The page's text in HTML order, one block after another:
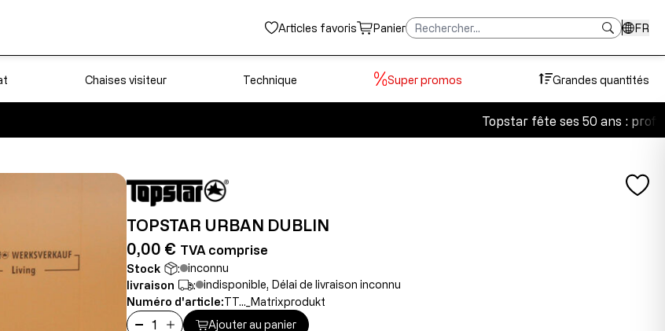
Articles favoris Panier FR
Chaises visiteur Technique Super promos Grandes quantités
Topstar fête ses 50 ans : profitez
TOPSTAR URBAN DUBLIN
0,00 € TVA comprise
Stock :
inconnu
livraison
:
indisponible, Délai de livraison inconnu
Numéro d'article:TT..._Matrixprodukt
Ajouter au panier